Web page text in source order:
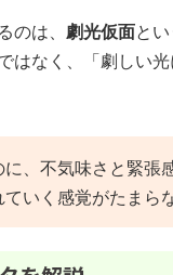
は、 劇光仮面と
はなく、「劇しい
、不気味さと緊
いく感覚がたまら